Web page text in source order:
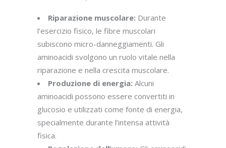
Riparazione muscolare: Durante
l’esercizio fisico, le fibre muscolari
subiscono micro-danneggiamenti. Gli
aminoacidi svolgono un ruolo vitale nella
riparazione e nella crescita muscolare.
Produzione di energia: Alcuni
aminoacidi possono essere convertiti in
glucosio e utilizzati come fonte di energia,
specialmente durante l’intensa attività
fisica.